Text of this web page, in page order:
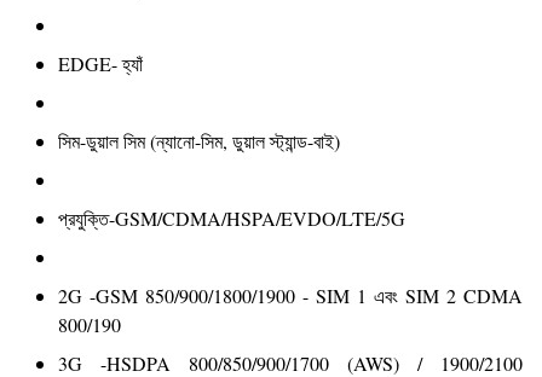
EDGE- হ্যাঁ
সিম-ডুয়াল সিম (ন্যানো-সিম, ডুয়াল স্ট্যান্ড-বাই)
প্রযুক্তি-GSM/CDMA/HSPA/EVDO/LTE/5G
2G -GSM 850/900/1800/1900 - SIM 1 এবং SIM 2 CDMA
800/190
3G -HSDPA 800/850/900/1700 (AWS) / 1900/2100